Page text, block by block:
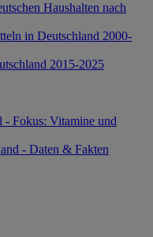
Haushalten nach
in Deutschland 2000-
2015-2025
- Fokus: Vitamine und
- Daten & Fakten